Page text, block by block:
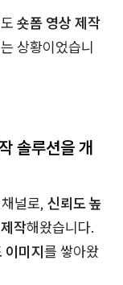
숏폼 영상 제작
상황이었습니
솔루션을 개
널로, 신뢰도 높
작해왔습니다.
이미지를 쌓아왔